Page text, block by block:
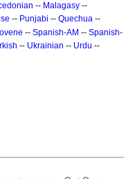
-- Malagasy --
-- Punjabi -- Quechua --
-- Spanish-AM -- Spanish-
-- Ukrainian -- Urdu --